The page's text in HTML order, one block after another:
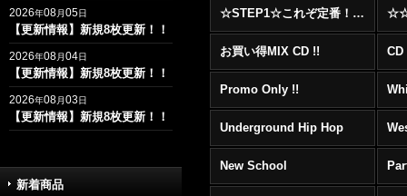
2026年08月05日
【更新情報】新規8枚更新！！
2026年08月04日
【更新情報】新規8枚更新！！
2026年08月03日
【更新情報】新規8枚更新！！
新着商品
☆STEP1☆これぞ定番！！まずはここから！2000年代R&BフロアヒットBest 100 !!!
お買い得MIX CD !!
Promo Only !!
Underground Hip Hop
New School